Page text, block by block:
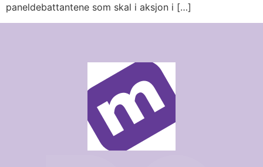
paneldebattantene som skal i aksjon i […]